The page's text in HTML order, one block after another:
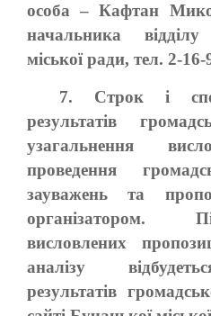
особа – Кафтан
начальника
міської ради, тел. 2-16-
7. Строк і
результатів
узагальнення
проведення
зауважень та
організатором.
висловлених
аналізу
результатів